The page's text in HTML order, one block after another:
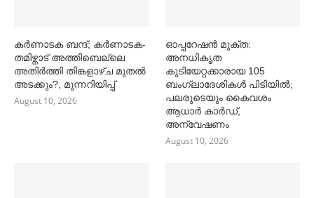
കര്‍ണാടക ബന്ദ്; കര്‍ണാടക-
തമിഴ്നാട് അത്തിബെല്ലെ
അതിര്‍ത്തി തിങ്കളാഴ്ച മുതല്‍
അടക്കും?, മുന്നറിയിപ്പ്
August 10, 2026
ഓപ്പറേഷൻ മുക്ത:
അനധികൃത
കുടിയേറ്റക്കാരായ 105
ബംഗ്ലാദേശികള്‍ പിടിയില്‍;
പലരുടെയും കൈവശം
ആധാര്‍ കാര്‍ഡ്,
അന്വേഷണം
August 10, 2026